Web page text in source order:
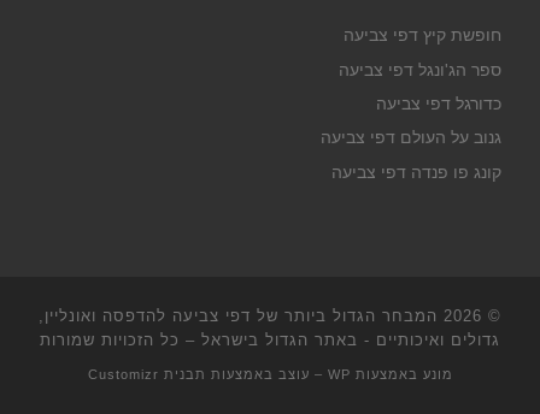
חופשת קיץ דפי צביעה
ספר הג'ונגל דפי צביעה
כדורגל דפי צביעה
גנוב על העולם דפי צביעה
קונג פו פנדה דפי צביעה
© 2026
המבחר הגדול ביותר של דפי צביעה להדפסה ואונליין,
גדולים ואיכותיים - באתר הגדול בישראל – כל הזכויות שמורות
מונע באמצעות WP – עוצב באמצעות תבנית Customizr